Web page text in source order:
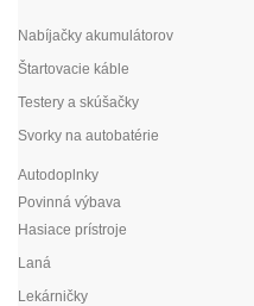
Nabíjačky akumulátorov
Štartovacie káble
Testery a skúšačky
Svorky na autobatérie
Autodoplnky
Povinná výbava
Hasiace prístroje
Laná
Lekárničky